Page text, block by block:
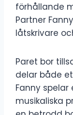
förhållande
Partner
låtskrivare
Paret bor
delar både
Fanny spelar
musikaliska